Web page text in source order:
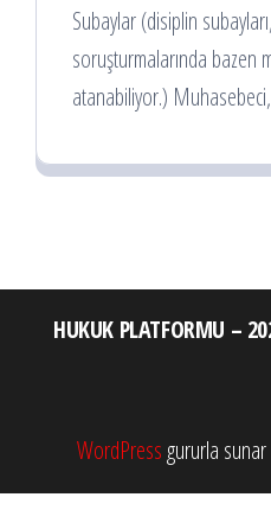
Subaylar (disiplin
soruşturmalarında bazen
atanabiliyor.)
HUKUK PLATFORMU –
WordPress gururla sunar